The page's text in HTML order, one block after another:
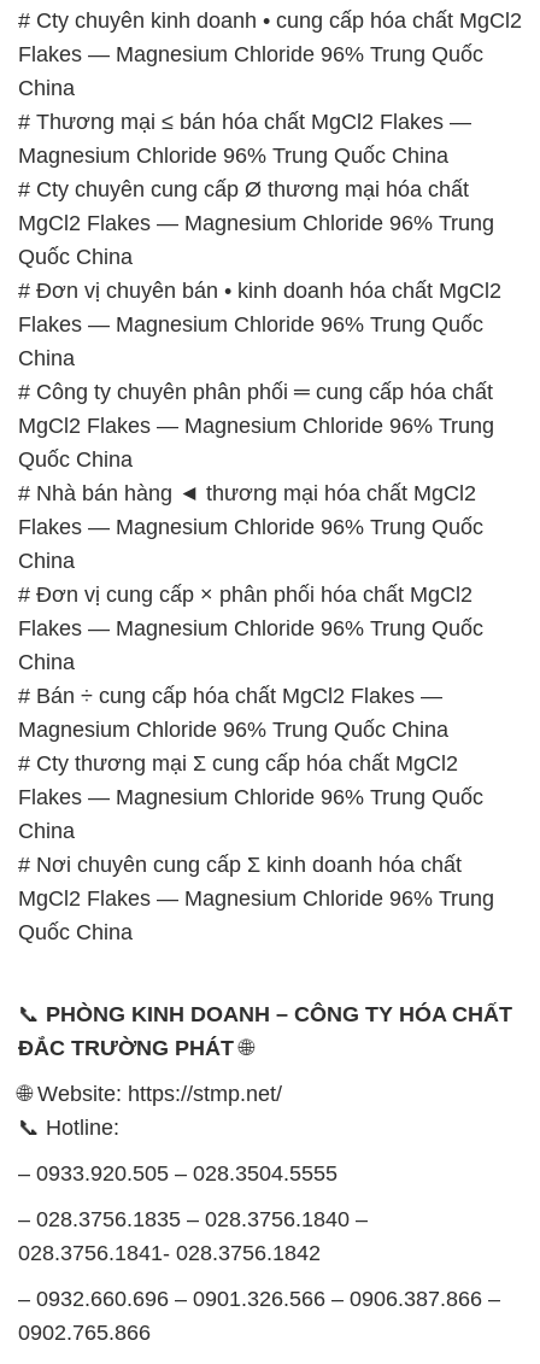
# Cty chuyên kinh doanh • cung cấp hóa chất MgCl2
Flakes — Magnesium Chloride 96% Trung Quốc
China
# Thương mại ≤ bán hóa chất MgCl2 Flakes —
Magnesium Chloride 96% Trung Quốc China
# Cty chuyên cung cấp Ø thương mại hóa chất
MgCl2 Flakes — Magnesium Chloride 96% Trung
Quốc China
# Đơn vị chuyên bán • kinh doanh hóa chất MgCl2
Flakes — Magnesium Chloride 96% Trung Quốc
China
# Công ty chuyên phân phối ═ cung cấp hóa chất
MgCl2 Flakes — Magnesium Chloride 96% Trung
Quốc China
# Nhà bán hàng ◄ thương mại hóa chất MgCl2
Flakes — Magnesium Chloride 96% Trung Quốc
China
# Đơn vị cung cấp × phân phối hóa chất MgCl2
Flakes — Magnesium Chloride 96% Trung Quốc
China
# Bán ÷ cung cấp hóa chất MgCl2 Flakes —
Magnesium Chloride 96% Trung Quốc China
# Cty thương mại Σ cung cấp hóa chất MgCl2
Flakes — Magnesium Chloride 96% Trung Quốc
China
# Nơi chuyên cung cấp Σ kinh doanh hóa chất
MgCl2 Flakes — Magnesium Chloride 96% Trung
Quốc China
📞 PHÒNG KINH DOANH – CÔNG TY HÓA CHẤT
ĐẮC TRƯỜNG PHÁT🌐
🌐 Website: https://stmp.net/
📞 Hotline:
– 0933.920.505 – 028.3504.5555
– 028.3756.1835 – 028.3756.1840 –
028.3756.1841- 028.3756.1842
– 0932.660.696 – 0901.326.566 – 0906.387.866 –
0902.765.866